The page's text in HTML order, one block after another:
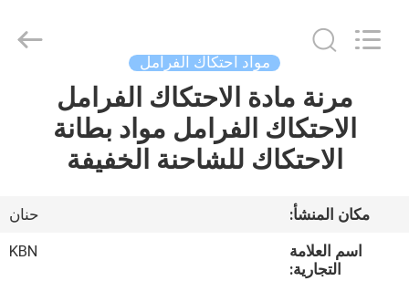
مسكن
منتجات
معلومات
مواد احتكاك الفرامل
مرنة مادة الاحتكاك الفرامل
الاحتكاك الفرامل مواد بطانة
الاحتكاك للشاحنة الخفيفة
مكان المنشأ:
حنان
اسم العلامة
التجارية:
KBN